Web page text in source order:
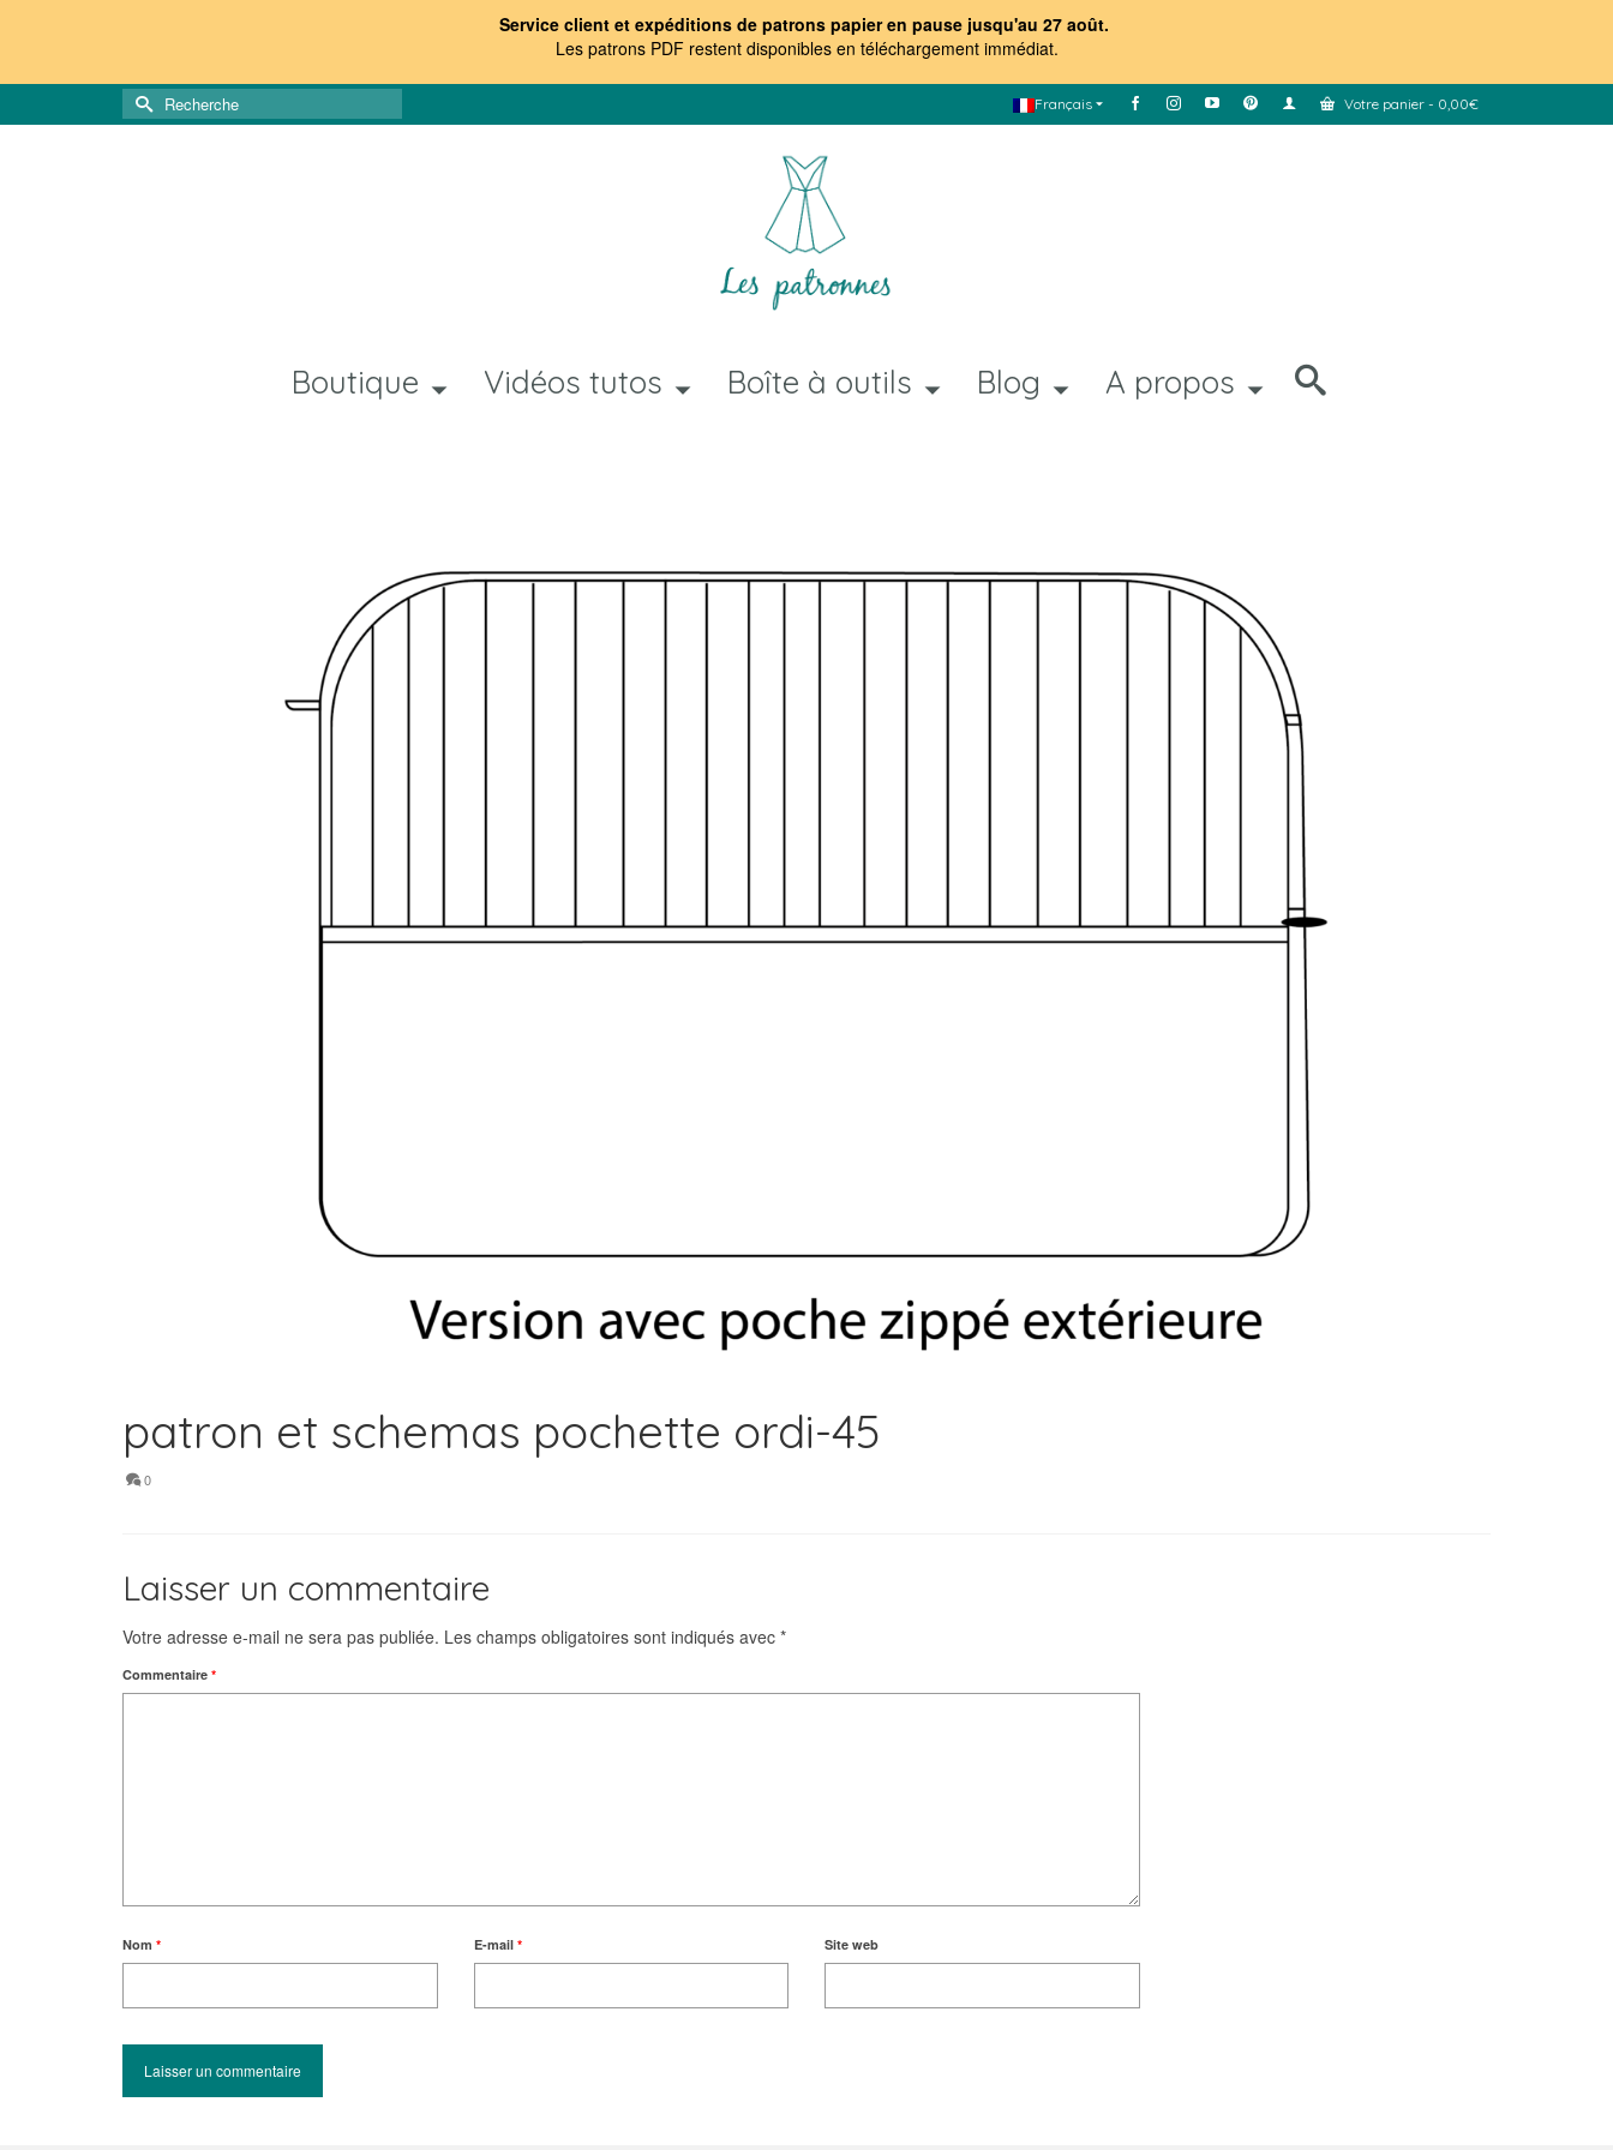
Service client et expéditions de patrons papier en pause jusqu'au 27 août.
Les patrons PDF restent disponibles en téléchargement immédiat.
Français Votre panier - 0,00€
Rechercher :
Boutique Vidéos tutos Boîte à outils Blog A propos
patron et schemas pochette ordi-45
0
Laisser un commentaire
Votre adresse e-mail ne sera pas publiée. Les champs obligatoires sont indiqués avec *
Commentaire *
Nom * E-mail * Site web